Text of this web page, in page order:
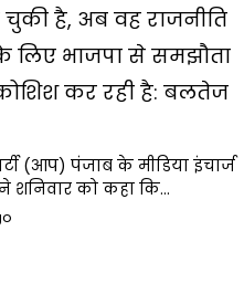
चुकी है, अब वह राजनीति
लिए भाजपा से समझौता
कर रही है: बलतेज
(आप) पंजाब के मीडिया इंचार्ज
को कहा कि…